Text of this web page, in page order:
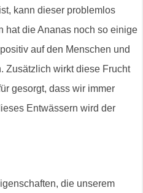
kann dieser problemlos
hat die Ananas noch so einige
auf den Menschen und
Zusätzlich wirkt diese Frucht
gesorgt, dass wir immer
Entwässern wird der
die unserem